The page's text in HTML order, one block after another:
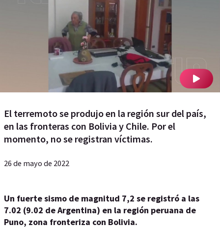
El terremoto se produjo en la región sur del país,
en las fronteras con Bolivia y Chile. Por el
momento, no se registran víctimas.
26 de mayo de 2022
Un fuerte sismo de magnitud 7,2 se registró a las
7.02 (9.02 de Argentina) en la región peruana de
Puno, zona fronteriza con Bolivia.